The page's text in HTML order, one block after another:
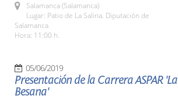
Salamanca (Salamanca)
Lugar: Patio de La Salina. Diputación de
Salamanca
Hora: 11:00 h.
05/06/2019
Presentación de la Carrera ASPAR 'La
Besana'